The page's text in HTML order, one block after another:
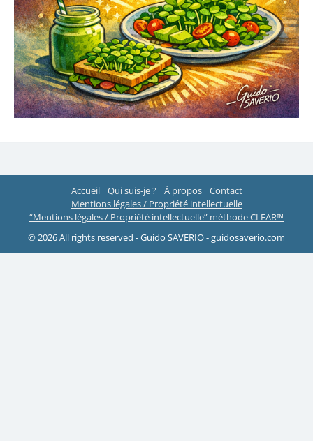
Accueil Qui suis-je ? À propos
Contact
Mentions légales / Propriété intellectuelle
“Mentions légales / Propriété intellectuelle” méthode CLEAR™
© 2026 All rights reserved - Guido SAVERIO - guidosaverio.com